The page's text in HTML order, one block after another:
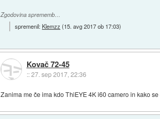
Zgodovina sprememb…
spremenil:Klemzz (15. avg 2017 ob 17:03)
Kovač 72-45
::27. sep 2017, 22:36
Zanima me če ima kdo ThiEYE 4K i60 camero in kako